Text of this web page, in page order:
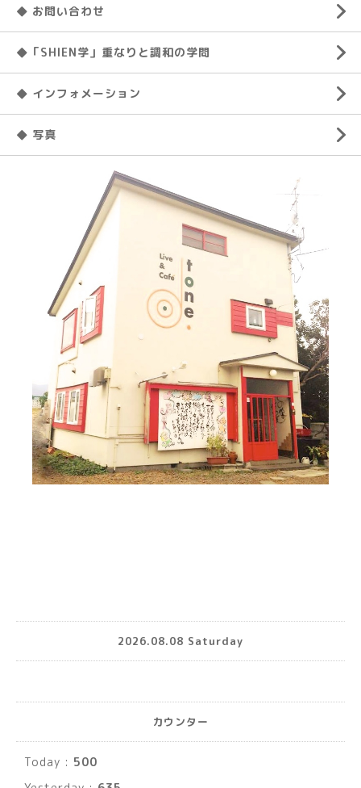
◆ お問い合わせ
◆「SHIEN学」重なりと調和の学問
◆ インフォメーション
◆ 写真
2026.08.08 Saturday
カウンター
Today : 500